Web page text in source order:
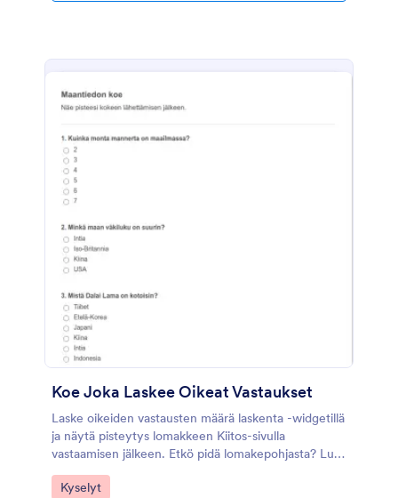
voit päivittää tämän Math Quiz -mallin vastaamaan
Form Builder -sovelluksella. Lisää logosi, lisää
täytettäviä taulukoita, lataa kuvia ja mukauta
värimalleja, jotta tietokilpailusi olisi houkuttelevampi.
Ja yli 100 lomakeintegraation avulla voit lähettää
testitulokset helposti muille jo käyttämillesi tileille,
kuten Google Sheetsille, Google Driveen ja muille.
Vietä vähemmän aikaa luokitteluun ja enemmän
aikaa auttaaksesi oppilaitasi oppimaan ilmaisen
matematiikkakyselymallimme avulla!
Koe Joka Laskee Oikeat Vastaukset
Laske oikeiden vastausten määrä laskenta -widgetillä
ja näytä pisteytys lomakkeen Kiitos-sivulla
vastaamisen jälkeen. Etkö pidä lomakepohjasta? Luo
oma lomakkeesi alusta alkaen JotFormin
lomakkeenrakentajalla!
Go to Category:
Kyselyt